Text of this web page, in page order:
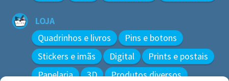
LOJA
Quadrinhos e livros
Pins e botons
Stickers e imãs
Digital
Prints e postais
Papelaria
3D Produtos diversos